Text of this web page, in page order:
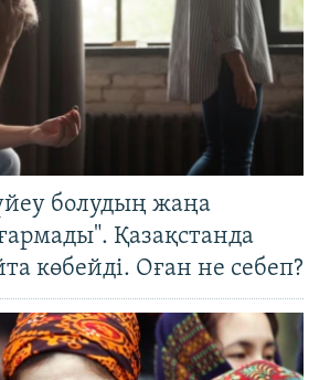
болудың жаңа
Қазақстанда
көбейді. Оған не себеп?